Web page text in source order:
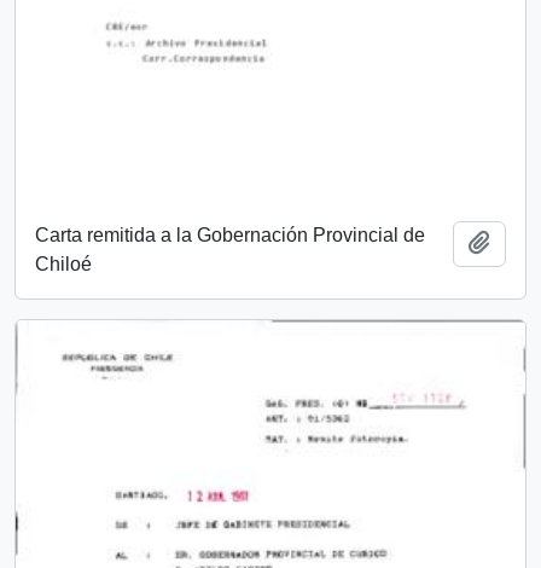
Carta remitida a la Gobernación Provincial de
Chiloé